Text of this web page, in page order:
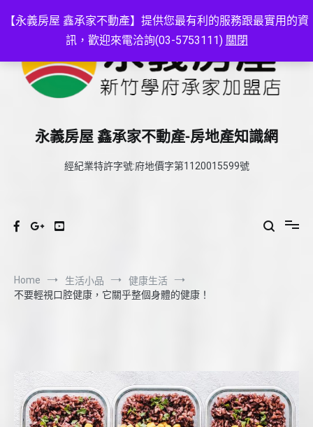
【永義房屋 鑫承家不動產】提供您最有利的服務跟最實用的資
訊，歡迎來電洽詢(03-5753111) 關閉
永義房屋 鑫承家不動產-房地產知識網
經紀業特許字號:府地價字第1120015599號
Home 生活小品
健康生活
不要輕視口腔健康，它關乎整個身體的健康！